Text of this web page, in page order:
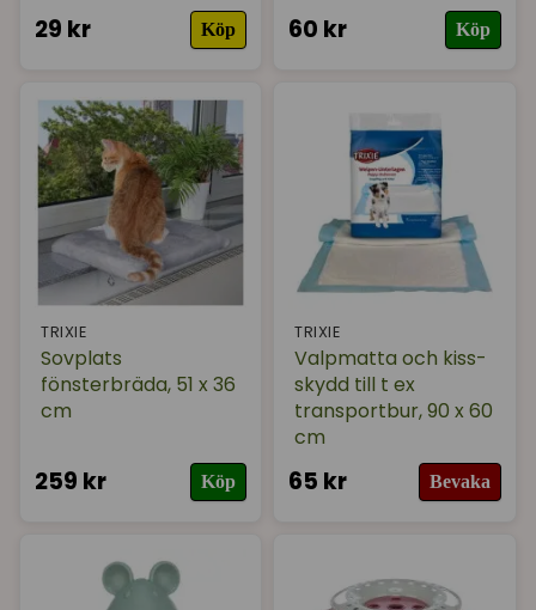
29 kr Köp 60 kr Köp
TRIXIE
Sovplats
fönsterbräda, 51 x 36
cm
259 kr Köp
TRIXIE
Valpmatta och kiss-
skydd till t ex
transportbur, 90 x 60
cm
65 kr Bevaka